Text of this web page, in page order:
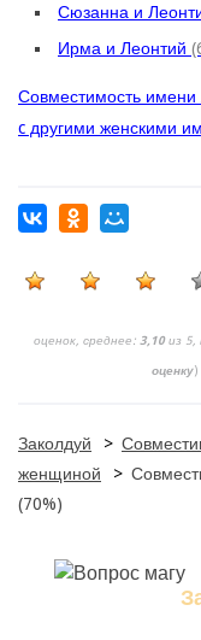
Сюзанна и
Ирма и Леонтий
Совместимость имени
c другими женскими
оценок, среднее: 3,10из 5,
оценку)
Заколдуй >
женщиной
>
(70%)